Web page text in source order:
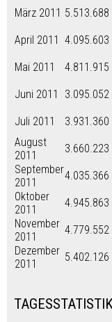
März 2011 5.513.688
April 2011 4.095.603
Mai 2011
4.811.915
Juni 2011
3.095.052
Juli 2011
3.931.360
August
2011
3.660.223
September
2011
4.035.366
Oktober
2011
4.945.863
November
2011
4.779.552
Dezember
2011
5.402.126